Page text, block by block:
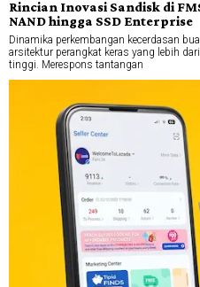
Rincian Inovasi Sandisk di
NAND hingga SSD Enterprise
Dinamika perkembangan kecerdasan
arsitektur perangkat keras yang lebih
tinggi. Merespons tantangan